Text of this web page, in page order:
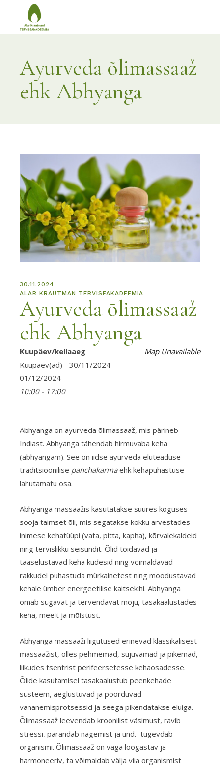
Ayurveda õlimassaaž
ehk Abhyanga
30.11.2024
ALAR KRAUTMAN TERVISEAKADEEMIA
Ayurveda õlimassaaž
ehk Abhyanga
Map Unavailable
Kuupäev/kellaaeg
Kuupäev(ad) - 30/11/2024 -
01/12/2024
10:00 - 17:00
Abhyanga on ayurveda õlimassaaž, mis pärineb
Indiast. Abhyanga tähendab hirmuvaba keha
(abhyangam). See on iidse ayurveda eluteaduse
traditsioonilise panchakarmaehk kehapuhastuse
lahutamatu osa.
Abhyanga massaažis kasutatakse suures koguses
sooja taimset õli, mis segatakse kokku arvestades
inimese kehatüüpi (vata, pitta, kapha), kõrvalekaldeid
ning tervislikku seisundit. Õlid toidavad ja
taaselustavad keha kudesid ning võimaldavad
rakkudel puhastuda mürkainetest ning moodustavad
kehale ümber energeetilise kaitsekihi. Abhyanga
omab sügavat ja tervendavat mõju, tasakaalustades
keha, meelt ja mõistust.
Abhyanga massaaži liigutused erinevad klassikalisest
massaažist, olles pehmemad, sujuvamad ja pikemad,
liikudes tsentrist perifeersetesse kehaosadesse.
Õlide kasutamisel tasakaalustub peenkehade
süsteem, aeglustuvad ja pöörduvad
vananemisprotsessid ja seega pikendatakse eluiga.
Õlimassaaž leevendab kroonilist väsimust, ravib
stressi, parandab nägemist ja und, tugevdab
organismi. Õlimassaaž on väga lõõgastav ja
harmoneeriv, ta võimaldab välja viia organismist